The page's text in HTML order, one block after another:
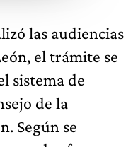
las audiencias
el trámite se
sistema de
de la
Según se